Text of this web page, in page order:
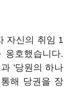
자신의 취임 1
호했습니다.
'당원의 하나
해 당권을 장